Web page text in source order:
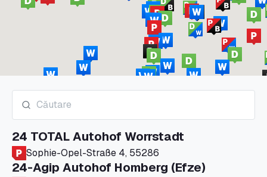
24 TOTAL Autohof Worrstadt
Sophie-Opel-Straße 4, 55286
24-Agip Autohof Homberg (Efze)